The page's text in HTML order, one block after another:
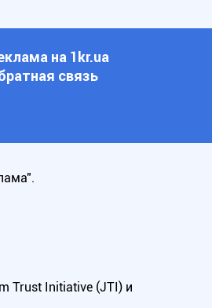
на 1kr.ua
связь
Trust Initiative (JTI) и